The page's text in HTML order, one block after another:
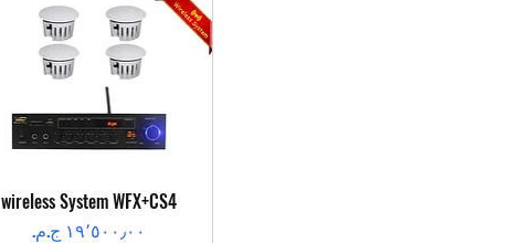
العرض السريع
wireless System WFX+CS4
السعر